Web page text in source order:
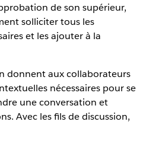
de son supérieur,
solliciter tous les
et les ajouter à la
donnent aux collaborateurs
nécessaires pour se
une conversation et
Avec les fils de discussion,